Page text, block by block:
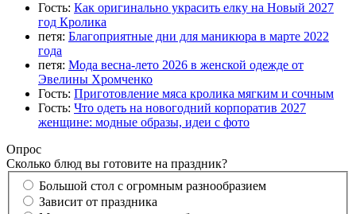
Гость: Как оригинально украсить елку на Новый 2027
год Кролика
петя: Благоприятные дни для маникюра в марте 2022
года
петя: Мода весна-лето 2026 в женской одежде от
Эвелины Хромченко
Гость: Приготовление мяса кролика мягким и сочным
Гость: Что одеть на новогодний корпоратив 2027
женщине: модные образы, идеи с фото
Опрос
Сколько блюд вы готовите на праздник?
Большой стол с огромным разнообразием
Зависит от праздника